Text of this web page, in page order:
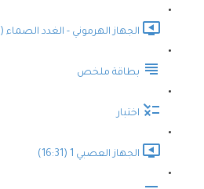
الجهاز الهرموني - الغدد الصماء (17:06)
بطاقة ملخص
اختبار
الجهاز العصبي 1 (16:31)